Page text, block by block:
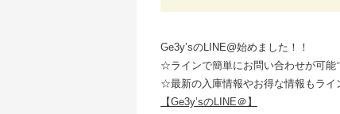
Ge3y’sのLINE@始めました！！
☆ラインで簡単にお問い合わせが可
☆最新の入庫情報やお得な情報もラ
【Ge3y’sのLINE＠】